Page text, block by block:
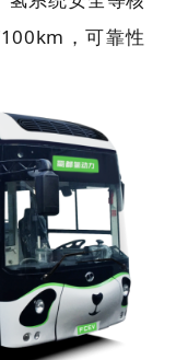
，可靠性